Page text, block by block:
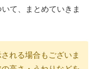
て、まとめていきま
れる場合もございま